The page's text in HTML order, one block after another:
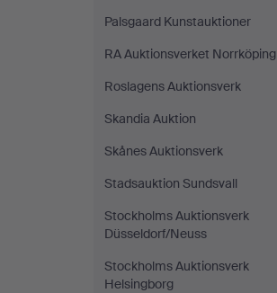
Palsgaard Kunstauktioner
RA Auktionsverket Norrköping
Roslagens Auktionsverk
Skandia Auktion
Skånes Auktionsverk
Stadsauktion Sundsvall
Stockholms Auktionsverk
Düsseldorf/Neuss
Stockholms Auktionsverk
Helsingborg